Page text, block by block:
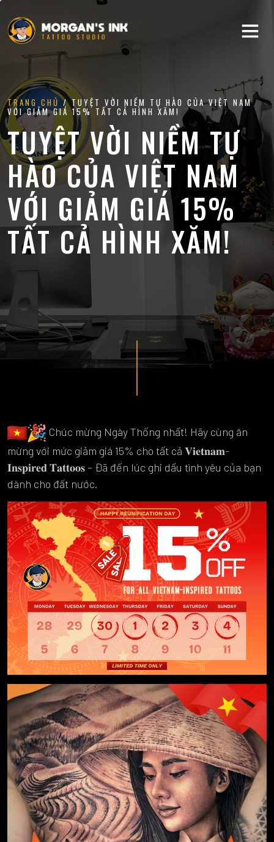
TRANG CHỦ / TUYỆT VỜI NIỀM TỰ HÀO CỦA VIỆT NAM
VỚI GIẢM GIÁ 15% TẤT CẢ HÌNH XĂM!
TUYỆT VỜI NIỀM TỰ
HÀO CỦA VIỆT NAM
VỚI GIẢM GIÁ 15%
TẤT CẢ HÌNH XĂM!
Chúc mừng Ngày Thống nhất! Hãy cùng ăn
mừng với mức giảm giá 15% cho tất cả 𝐕𝐢𝐞𝐭𝐧𝐚𝐦-
𝐈𝐧𝐬𝐩𝐢𝐫𝐞𝐝 𝐓𝐚𝐭𝐭𝐨𝐨𝐬 – Đã đến lúc ghi dấu tình yêu của bạn
dành cho đất nước.